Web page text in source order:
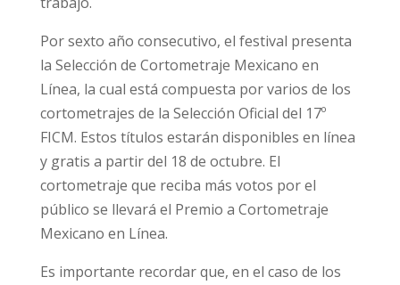
Por sexto año consecutivo, el festival presenta
la Selección de Cortometraje Mexicano en
Línea, la cual está compuesta por varios de los
cortometrajes de la Selección Oficial del 17º
FICM. Estos títulos estarán disponibles en línea
y gratis a partir del 18 de octubre. El
cortometraje que reciba más votos por el
público se llevará el Premio a Cortometraje
Mexicano en Línea.
Es importante recordar que, en el caso de los